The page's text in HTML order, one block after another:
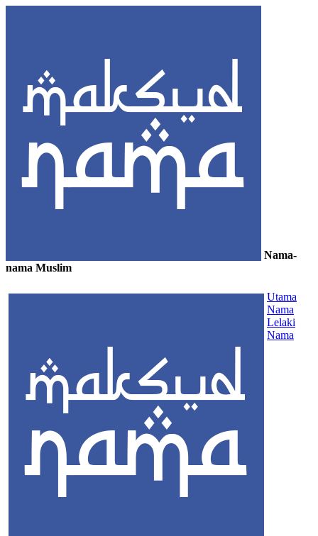
Nama-
nama Muslim
Utama
Nama
Lelaki
Nama